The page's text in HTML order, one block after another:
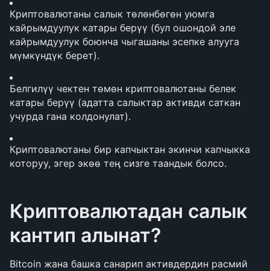
Криптовалютаны салык төлөнбөгөн уюмга
кайрымдуулук катары берүү (бул ошондой эле
кайрымдуулук боюнча чыгашаны эсепке алууга
мүмкүндүк берет).
Белгилүү чектен төмөн криптовалютаны белек
катары берүү (адатта салыктар активди саткан
учурда гана колдонулат).
Криптовалютаны бир капчыктан экинчи капчыкка
которуу, эгер экөө тең сизге таандык болсо.
Криптовалютадан салык
кантип алынат?
Bitcoin жана башка санарип активдердин расмий